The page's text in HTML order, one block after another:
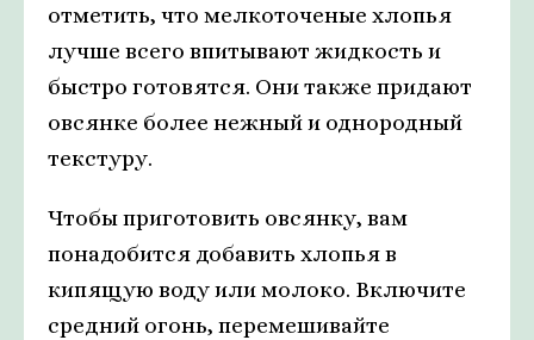
отметить, что мелкоточеные хлопья
лучше всего впитывают жидкость и
быстро готовятся. Они также придают
овсянке более нежный и однородный
текстуру.
Чтобы приготовить овсянку, вам
понадобится добавить хлопья в
кипящую воду или молоко. Включите
средний огонь, перемешивайте